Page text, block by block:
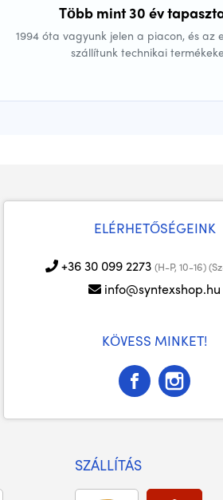
Több mint 30 év
1994 óta vagyunk jelen a piacon, és az
szállítunk technikai
ELÉRHETŐSÉGEINK
+36 30 099 2273 (H-P, 10-16)
info@syntexshop.hu
KÖVESS MINKET!
SZÁLLÍTÁS